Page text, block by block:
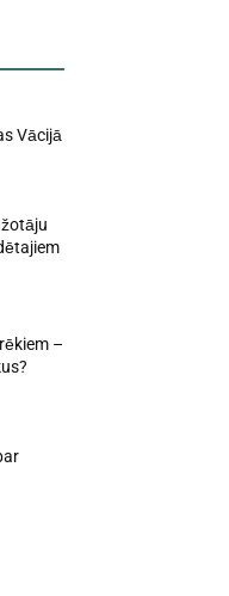
Vācijā
–